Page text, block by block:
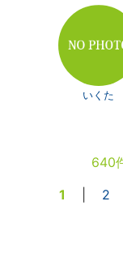
いくた
640
1
2